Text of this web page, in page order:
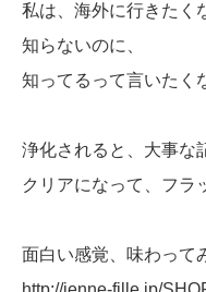
私は、海外に行きたく
知らないのに、
知ってるって言いたく
浄化されると、大事な
クリアになって、フラ
面白い感覚、味わって